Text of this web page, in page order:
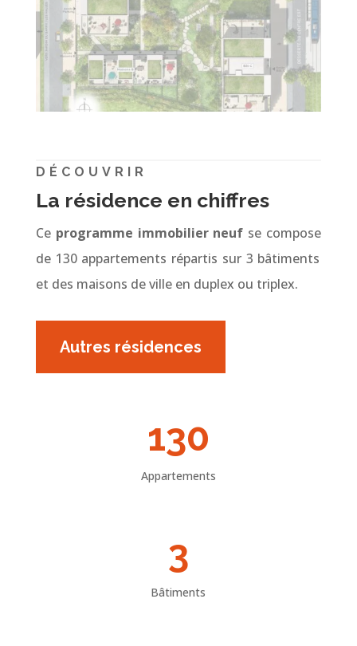
DÉCOUVRIR
La résidence en chiffres
Ce programme immobilier neuf se compose
de 130 appartements répartis sur 3 bâtiments
et des maisons de ville en duplex ou triplex.
Autres résidences
130
Appartements
3
Bâtiments